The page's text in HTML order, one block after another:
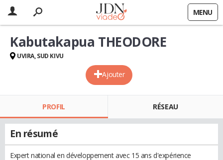
MENU
Ajouter
Kabutakapua THEODORE
UVIRA, SUD KIVU
PROFIL RÉSEAU
En résumé
Expert national en développement avec 15 ans d'expérience